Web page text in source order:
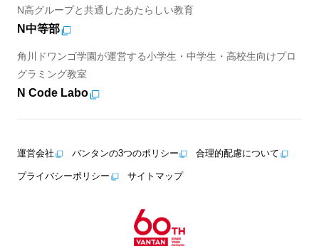
N高グループと共通したあたらしい教育
N中等部
角川ドワンゴ学園が運営する小学生・中学生・高校生向けプロ
グラミング教室
N Code Labo
運営会社 バンタンの3つのポリシー 合理的配慮について
プライバシーポリシー サイトマップ